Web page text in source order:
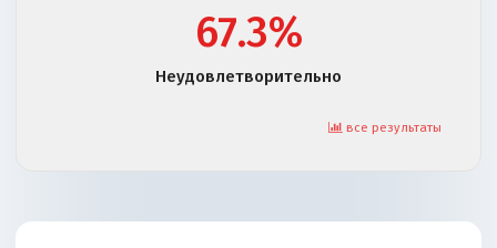
67.3%
Неудовлетворительно
все результаты